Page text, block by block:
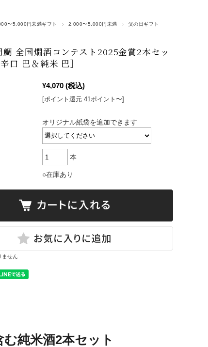
〜5,000円未満ギフト 2,000〜5,000円未満
父の日ギフト
鯛 全国燗酒コンテスト2025金賞2本セッ
口 巴＆純米 巴］
¥4,070 (税込)
[ポイント還元 41ポイント〜]
オリジナル紙袋を追加できます
本
○在庫あり
ません
純米酒2本セット